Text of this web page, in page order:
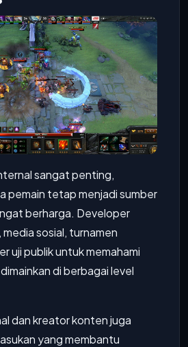
sangat penting,
pemain tetap menjadi sumber
berharga. Developer
sosial, turnamen
uji publik untuk memahami
di berbagai level
dan kreator konten juga
yang membantu